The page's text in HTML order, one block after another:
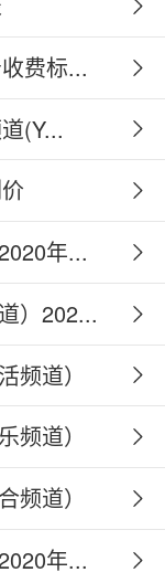
费标...
(Y...
年...
）202...
频道）
频道）
频道）
年...